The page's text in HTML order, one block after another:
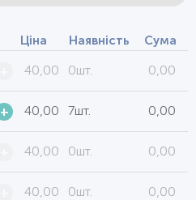
Ціна Наявність Сума
40,00 0шт. 0,00
+ 40,00 7шт. 0,00
40,00 0шт. 0,00
40,00 0шт. 0,00